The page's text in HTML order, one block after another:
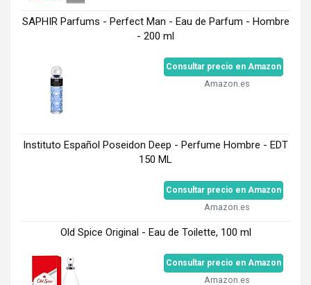
SAPHIR Parfums - Perfect Man - Eau de Parfum - Hombre
- 200 ml
Consultar precio en Amazon
Amazon.es
Instituto Español Poseidon Deep - Perfume Hombre - EDT
150 ML
Consultar precio en Amazon
Amazon.es
Old Spice Original - Eau de Toilette, 100 ml
Consultar precio en Amazon
Amazon.es